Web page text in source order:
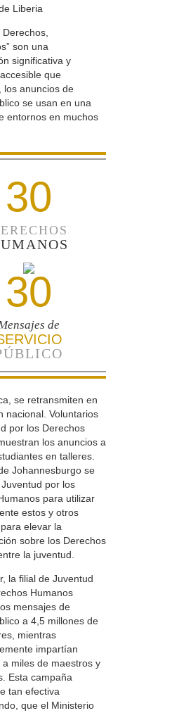
Liberia
Derechos,
son una
significativa y
que
los anuncios de
se usan en una
entornos en muchos
30
30
de
se retransmiten en
nacional. Voluntarios
por los Derechos
los anuncios a
en talleres.
Johannesburgo se
por los
para utilizar
estos y otros
elevar la
sobre los Derechos
la juventud.
la filial de Juventud
Humanos
mensajes de
a 4,5 millones de
mientras
impartían
a miles de maestros y
Esta campaña
tan efectiva
que el Ministerio